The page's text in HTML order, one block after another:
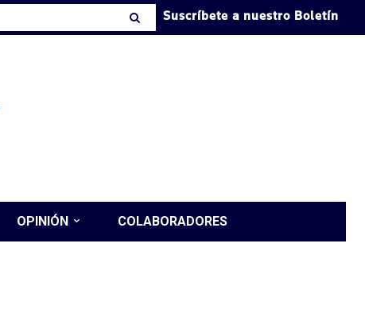
Suscríbete a nuestro Boletín
OPINIÓN COLABORADORES